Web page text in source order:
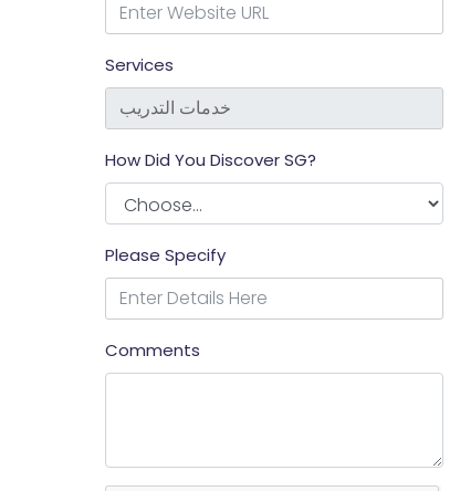
Services
How Did You Discover SG?
Please Specify
Comments